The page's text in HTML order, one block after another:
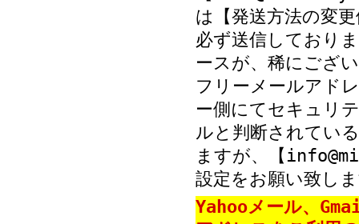
は【発送方法の変
必ず送信しており
ースが、稀にござ
フリーメールアド
ー側にてセキュリ
ルと判断されてい
ますが、【
設定をお願い致し
Yahooメール、